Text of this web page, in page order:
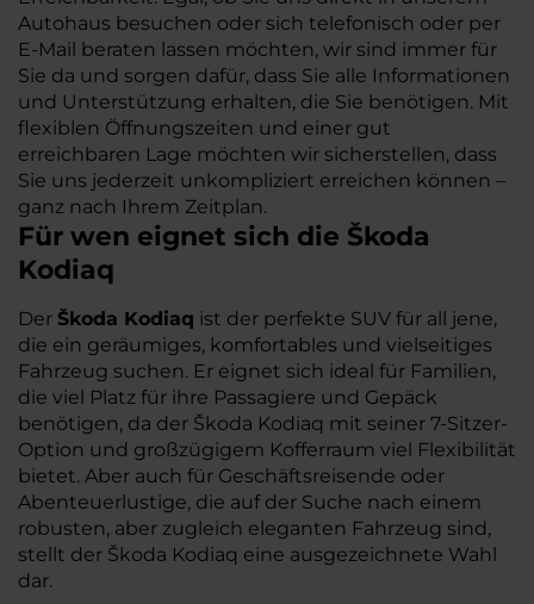
Autohaus besuchen oder sich telefonisch oder per
E-Mail beraten lassen möchten, wir sind immer für
Sie da und sorgen dafür, dass Sie alle Informationen
und Unterstützung erhalten, die Sie benötigen. Mit
flexiblen Öffnungszeiten und einer gut
erreichbaren Lage möchten wir sicherstellen, dass
Sie uns jederzeit unkompliziert erreichen können –
ganz nach Ihrem Zeitplan.
Für wen eignet sich die Škoda
Kodiaq
Der Škoda Kodiaq ist der perfekte SUV für all jene,
die ein geräumiges, komfortables und vielseitiges
Fahrzeug suchen. Er eignet sich ideal für Familien,
die viel Platz für ihre Passagiere und Gepäck
benötigen, da der Škoda Kodiaq mit seiner 7-Sitzer-
Option und großzügigem Kofferraum viel Flexibilität
bietet. Aber auch für Geschäftsreisende oder
Abenteuerlustige, die auf der Suche nach einem
robusten, aber zugleich eleganten Fahrzeug sind,
stellt der Škoda Kodiaq eine ausgezeichnete Wahl
dar.